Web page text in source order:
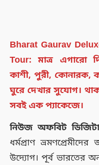
Bharat Gaurav
Tour: মাত্র এগারো
কাশী, পুরী, কোনারক,
ঘুরে দেখার সুযোগ।
সবই এক প্যাকেজে।
নিউজ অফবিট
ধর্মপ্রাণ
উদ্যোগ। পূর্ব ভারতের